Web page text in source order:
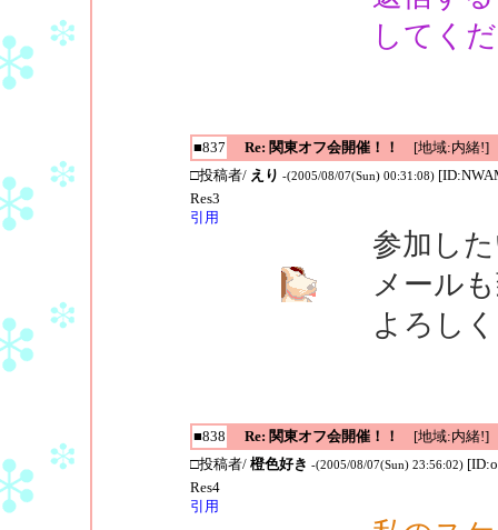
してく
■837 Re: 関東オフ会開催！！
[地域:内緒!]
□投稿者/ えり -(2005/08/07(Sun) 00:31:08)
Res3
引用
参加し
メール
よろし
■838 Re: 関東オフ会開催！！
[地域:内緒!]
□投稿者/ 橙色好き -(2005/08/07(Sun) 23:56:02)
Res4
引用